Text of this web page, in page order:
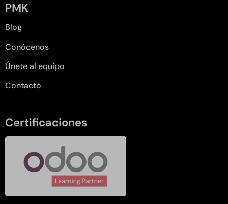
PMK
Blog
Conócenos
Únete al equipo
Contacto
Certificaciones